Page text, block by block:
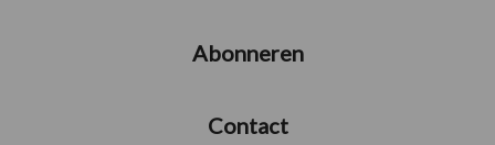
Abonneren
Contact